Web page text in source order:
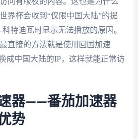
界杯会收到“仅限中国大陆”的提
特迪瓦时显示无法播放的原因。
直接的方法就是使用回国加速
成中国大陆的IP，这样就能正常访
器——番茄加速器
势